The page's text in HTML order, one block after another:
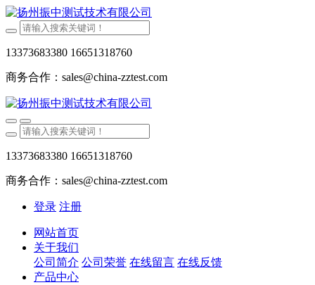
13373683380 16651318760
商务合作：sales@china-zztest.com
13373683380 16651318760
商务合作：sales@china-zztest.com
登录 注册
网站首页
关于我们
公司简介 公司荣誉 在线留言 在线反馈
产品中心